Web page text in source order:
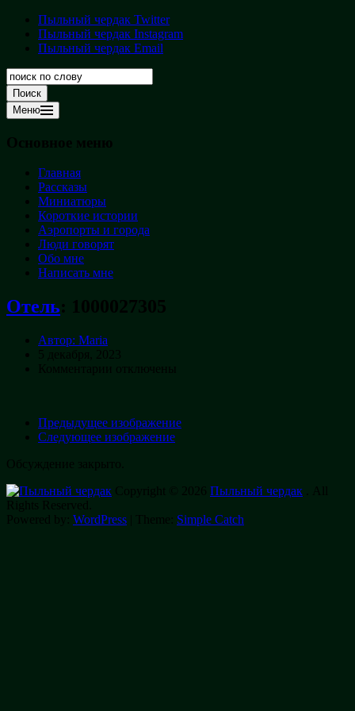
Перейти
содержимому
Пыльный
чердак
Творческая
кладовая
Пыльный чердак Twitter
Пыльный чердак Instagram
Пыльный чердак Email
Поиск
Меню
Основное меню
Главная
Рассказы
Миниатюры
Короткие истории
Аэропорты и города
Люди говорят
Обо мне
Написать мне
Отель: 1000027305
Автор: Maria
5 декабря, 2023
Комментарии котключены
Предыдущее изображение
Следующее изображение
Обсуждение закрыто.
Copyright © 2026 Пыльный чердак . All
Rights Reserved.
Powered by: WordPress | Theme: Simple Catch